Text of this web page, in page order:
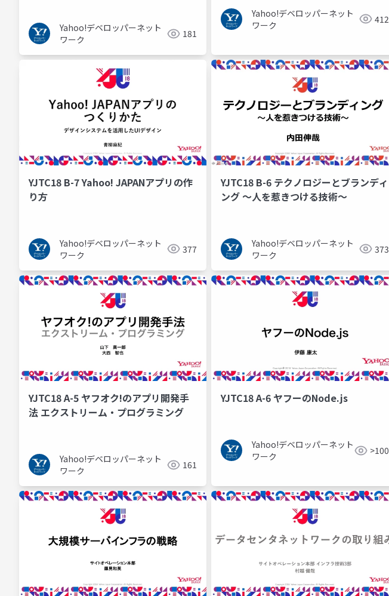
Yahoo!デベロッパーネット
ワーク
181
Yahoo!デベロッパーネット
ワーク
412
YJTC18 B-7 Yahoo! JAPANアプリの作
り方
Yahoo!デベロッパーネット
ワーク
377
YJTC18 B-6 テクノロジーとブランディ
ング ～人を惹きつける技術～
Yahoo!デベロッパーネット
ワーク
373
YJTC18 A-5 ヤフオク!のアプリ開発手
法 エクストリーム・プログラミング
Yahoo!デベロッパーネット
ワーク
161
YJTC18 A-6 ヤフーのNode.js
Yahoo!デベロッパーネット
ワーク
>100